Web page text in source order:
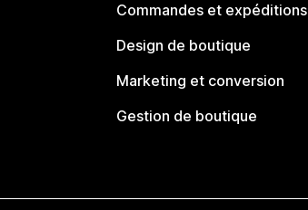
Commandes et expéditions
Design de boutique
Marketing et conversion
Gestion de boutique